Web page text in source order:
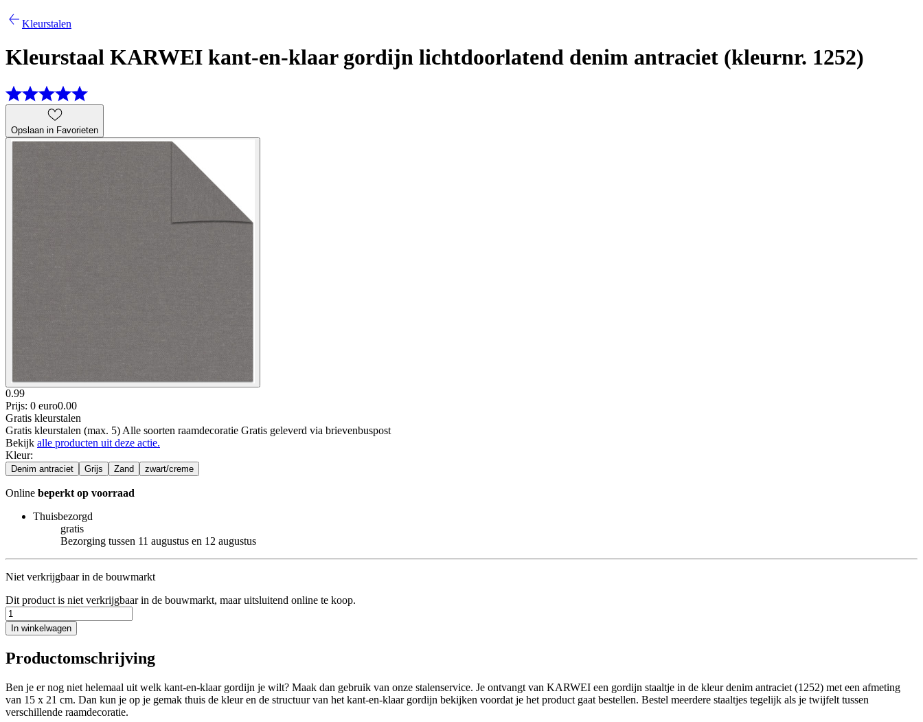
Kleurstalen
Kleurstaal KARWEI kant-en-klaar gordijn lichtdoorlatend denim antraciet (kleurnr. 1252)
Opslaan in Favorieten
0.99
Prijs: 0 euro0.00
Gratis kleurstalen
Gratis kleurstalen (max. 5) Alle soorten raamdecoratie Gratis geleverd via brievenbuspost
Bekijk alle producten uit deze actie.
Kleur:
Denim antraciet Grijs Zand zwart/creme
Online beperkt op voorraad
Thuisbezorgd
gratis
Bezorging tussen 11 augustus en 12 augustus
Niet verkrijgbaar in de bouwmarkt
Dit product is niet verkrijgbaar in de bouwmarkt, maar uitsluitend online te koop.
In winkelwagen
Productomschrijving
Ben je er nog niet helemaal uit welk kant-en-klaar gordijn je wilt? Maak dan gebruik van onze stalenservice. Je ontvangt van KARWEI een gordijn staaltje in de kleur denim antraciet (1252) met een afmeting
van 15 x 21 cm. Dan kun je op je gemak thuis de kleur en de structuur van het kant-en-klaar gordijn bekijken voordat je het product gaat bestellen. Bestel meerdere staaltjes tegelijk als je twijfelt tussen
verschillende raamdecoratie.